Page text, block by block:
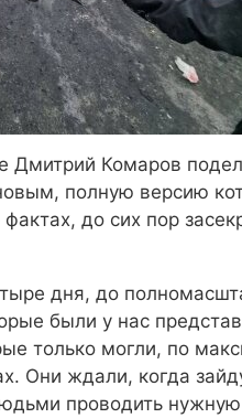
Дмитрий Комаров
полную версию
до сих пор
дня, до
были у нас
только могли, по
Они ждали, когда
проводить